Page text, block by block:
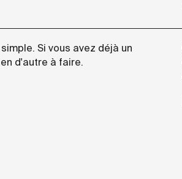
Si vous avez déjà un
d'autre à faire.